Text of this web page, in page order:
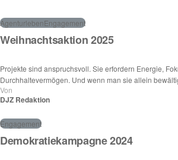
AgenturlebenEngagement
Weihnachtsaktion 2025
Projekte sind anspruchsvoll. Sie erfordern Energie,
Durchhaltevermögen. Und wenn man sie allein
Von
DJZ Redaktion
Engagement
Demokratiekampagne 2024